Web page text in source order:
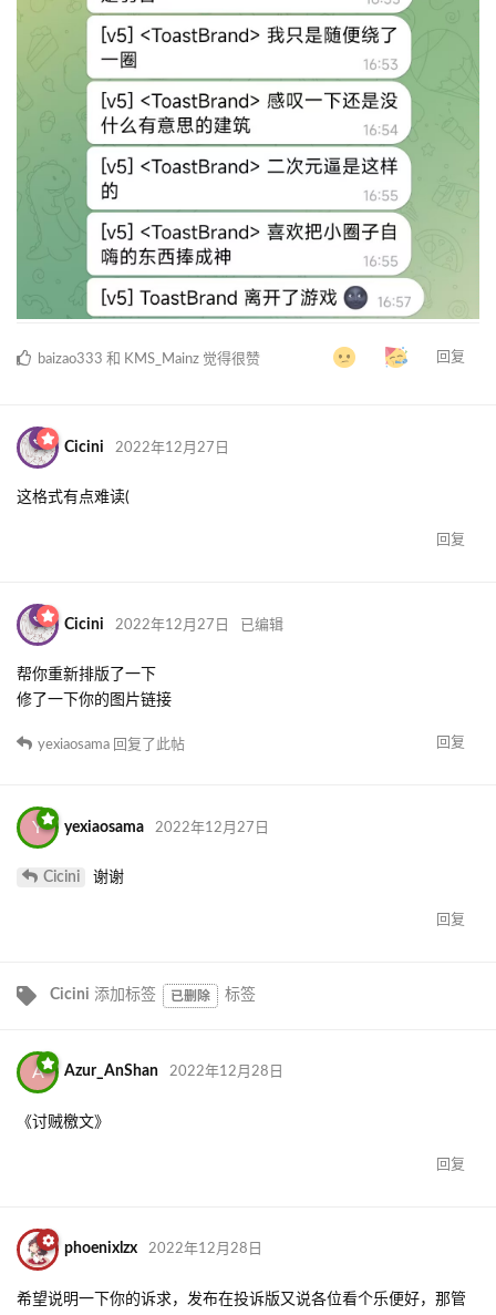
回复
baizao333 和 KMS_Mainz 觉得很赞
Cicini 2022年12月27日
这格式有点难读(
回复
Cicini 2022年12月27日 已编辑
帮你重新排版了一下
修了一下你的图片链接
回复
yexiaosama 回复了此帖
Y yexiaosama 2022年12月27日
Cicini 谢谢
回复
Cicini 添加标签 已删除 标签
A Azur_AnShan 2022年12月28日
《讨贼檄文》
回复
phoenixlzx 2022年12月28日
希望说明一下你的诉求，发布在投诉版又说各位看个乐便好，那管